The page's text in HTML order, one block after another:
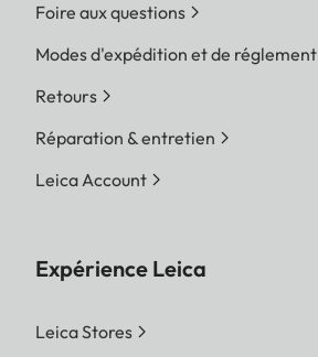
Foire aux questions
Modes d'expédition et de réglement
Retours
Réparation & entretien
Leica Account
Expérience Leica
Leica Stores